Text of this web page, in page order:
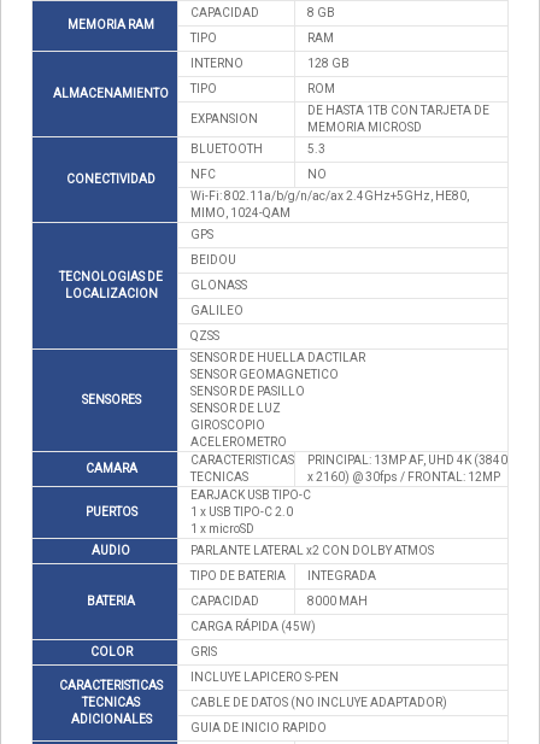
MEMORIA RAM
CAPACIDAD
8 GB
TIPO
RAM
ALMACENAMIENTO
INTERNO
128 GB
TIPO
ROM
EXPANSION
DE HASTA 1TB CON TARJETA DE
MEMORIA MICROSD
CONECTIVIDAD
BLUETOOTH
5.3
NFC
NO
Wi-Fi: 802.11a/b/g/n/ac/ax 2.4GHz+5GHz, HE80,
MIMO, 1024-QAM
TECNOLOGIAS DE
LOCALIZACION
GPS
BEIDOU
GLONASS
GALILEO
QZSS
SENSORES
SENSOR DE HUELLA DACTILAR
SENSOR GEOMAGNETICO
SENSOR DE PASILLO
SENSOR DE LUZ
GIROSCOPIO
ACELEROMETRO
CAMARA
CARACTERISTICAS
TECNICAS
PRINCIPAL: 13MP AF, UHD 4K (3840
x 2160) @ 30fps / FRONTAL: 12MP
PUERTOS
EARJACK USB TIPO-C
1 x USB TIPO-C 2.0
1 x microSD
AUDIO
PARLANTE LATERAL x2 CON DOLBY ATMOS
BATERIA
TIPO DE BATERIA
INTEGRADA
CAPACIDAD
8000 MAH
CARGA RÁPIDA (45W)
COLOR
GRIS
CARACTERISTICAS
TECNICAS
ADICIONALES
INCLUYE LAPICERO S-PEN
CABLE DE DATOS (NO INCLUYE ADAPTADOR)
GUIA DE INICIO RAPIDO